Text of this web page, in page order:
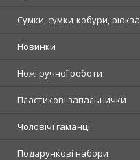
Сумки, сумки-кобури,
Новинки
Ножі ручної роботи
Пластикові запальнички
Чоловічі гаманці
Подарункові набори